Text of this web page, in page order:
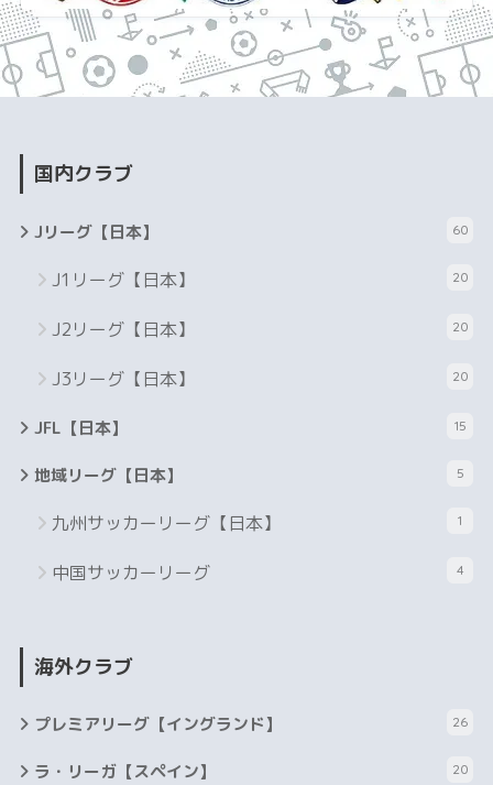
国内クラブ
Jリーグ【日本】 60
J1リーグ【日本】 20
J2リーグ【日本】 20
J3リーグ【日本】 20
JFL【日本】 15
地域リーグ【日本】 5
九州サッカーリーグ【日本】 1
中国サッカーリーグ 4
海外クラブ
プレミアリーグ【イングランド】 26
ラ・リーガ【スペイン】 20